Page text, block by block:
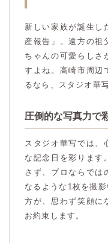
新しい家族が誕生し
産報告」。遠方の祖
ちゃんの可愛らしさ
すよね。高崎市周辺
るなら、スタジオ華
圧倒的な写真力で
スタジオ華写では、
な記念日を彩ります
さず、プロならでは
なるような1枚を撮
方が、思わず笑顔に
お約束します。